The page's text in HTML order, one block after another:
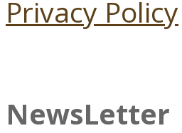
Privacy Policy
NewsLetter